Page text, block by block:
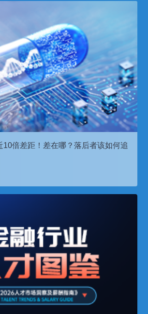
10倍差距！差在哪？落后者该如何追